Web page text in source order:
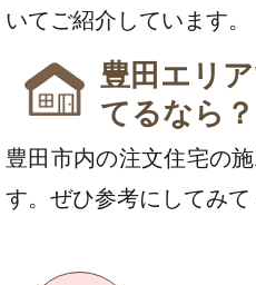
いてご紹介しています。
豊田エリ
てるなら？
豊田市内の注文住宅の
す。ぜひ参考にしてみて